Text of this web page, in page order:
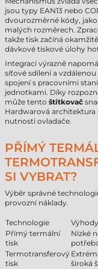
jsou typy EAN13 nebo
dvourozměrné kódy,
malých rozměrech.
takže tisk začíná
dávkové tiskové úlohy
Integraci výrazně
síťové sdílení a
spojení s pracovními
jednotkami. Díky
může tento štítkovač
Hardwarová
nutnosti ovladače.
PŘÍMÝ
SI VYBRAT?
Výběr správné
provozní náklady.
Technologie Výhody
Přímý termální
tisk
Nízké
Termotransferový
tisk
široká